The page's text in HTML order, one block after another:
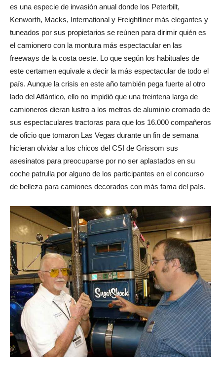
es una especie de invasión anual donde los Peterbilt,
Kenworth, Macks, International y Freightliner más elegantes y
tuneados por sus propietarios se reúnen para dirimir quién es
el camionero con la montura más espectacular en las
freeways de la costa oeste. Lo que según los habituales de
este certamen equivale a decir la más espectacular de todo el
país. Aunque la crisis en este año también pega fuerte al otro
lado del Atlántico, ello no impidió que una treintena larga de
camioneros dieran lustro a los metros de aluminio cromado de
sus espectaculares tractoras para que los 16.000 compañeros
de oficio que tomaron Las Vegas durante un fin de semana
hicieran olvidar a los chicos del CSI de Grissom sus
asesinatos para preocuparse por no ser aplastados en su
coche patrulla por alguno de los participantes en el concurso
de belleza para camiones decorados con más fama del país.